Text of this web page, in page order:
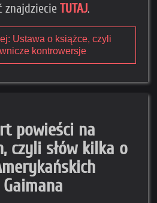
znajdziecie TUTAJ.
Ustawa o książce, czyli
kontrowersje
powieści na
czyli słów kilka o